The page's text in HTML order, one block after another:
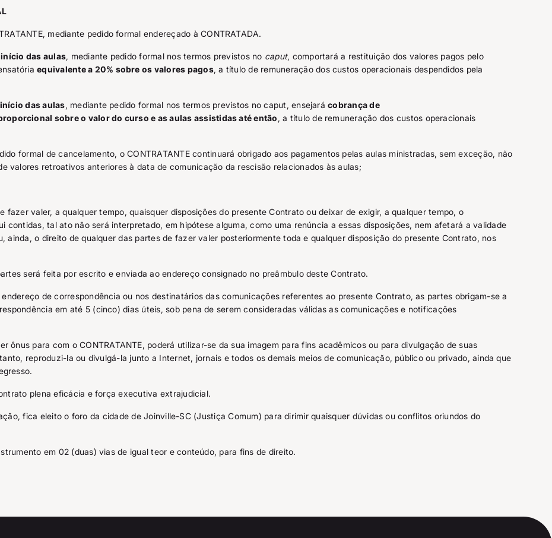
mediante pedido formal endereçado à CONTRATADA.
das aulas, mediante pedido formal nos termos previstos no caput, comportará a restituição dos valores pagos pelo
equivalente a 20% sobre os valores pagos, a título de remuneração dos custos operacionais despendidos pela
das aulas, mediante pedido formal nos termos previstos no caput, ensejarácobrança de
sobre o valor do curso e as aulas assistidas até então, a título de remuneração dos custos operacionais
formal de cancelamento, o CONTRATANTE continuará obrigado aos pagamentos pelas aulas ministradas, sem exceção, não
valores retroativos anteriores à data de comunicação da rescisão relacionados às aulas;
fazer valer, a qualquer tempo, quaisquer disposições do presente Contrato ou deixar de exigir, a qualquer tempo, o
contidas, tal ato não será interpretado, em hipótese alguma, como uma renúncia a essas disposições, nem afetará a validade
ainda, o direito de qualquer das partes de fazer valer posteriormente toda e qualquer disposição do presente Contrato, nos
será feita por escrito e enviada ao endereço consignado no preâmbulo deste Contrato.
de correspondência ou nos destinatários das comunicações referentes ao presente Contrato, as partes obrigam-se a
em até 5 (cinco) dias úteis, sob pena de serem consideradas válidas as comunicações e notificações
ônus para com o CONTRATANTE, poderá utilizar-se da sua imagem para fins acadêmicos ou para divulgação de suas
reproduzi-la ou divulgá-la junto a Internet, jornais e todos os demais meios de comunicação, público ou privado, ainda que
plena eficácia e força executiva extrajudicial.
fica eleito o foro da cidade de Joinville-SC (Justiça Comum) para dirimir quaisquer dúvidas ou conflitos oriundos do
em 02 (duas) vias de igual teor e conteúdo, para fins de direito.